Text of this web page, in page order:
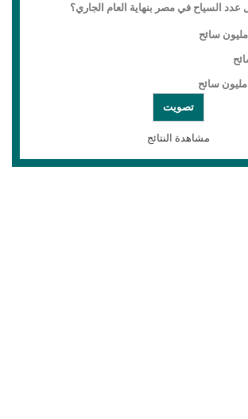
السياح في مصر بنهاية العام الجاري؟
مشاهدة النتائج